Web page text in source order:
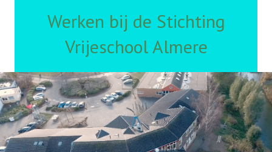
Hier vind u de vacatures van de
Stichting Vrijeschool Almere
Werken bij de Stichting
Vrijeschool Almere